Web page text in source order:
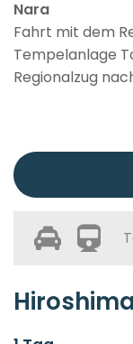
Nara
Fahrt mit dem
Tempelanlage
Regionalzug
Hiroshima